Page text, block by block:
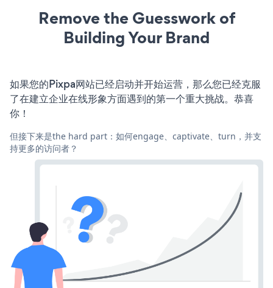
Remove the Guesswork of
Building Your Brand
如果您的Pixpa网站已经启动并开始运营，那么您已经克服
了在建立企业在线形象方面遇到的第一个重大挑战。恭喜
你！
但接下来是the hard part：如何engage、captivate、turn，并支
持更多的访问者？